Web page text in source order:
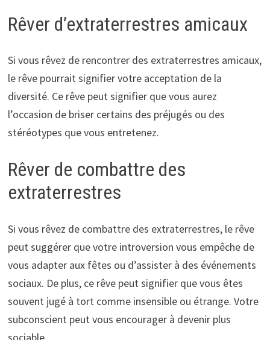
Rêver d’extraterrestres amicaux
Si vous rêvez de rencontrer des extraterrestres amicaux,
le rêve pourrait signifier votre acceptation de la
diversité. Ce rêve peut signifier que vous aurez
l’occasion de briser certains des préjugés ou des
stéréotypes que vous entretenez.
Rêver de combattre des
extraterrestres
Si vous rêvez de combattre des extraterrestres, le rêve
peut suggérer que votre introversion vous empêche de
vous adapter aux fêtes ou d’assister à des événements
sociaux. De plus, ce rêve peut signifier que vous êtes
souvent jugé à tort comme insensible ou étrange. Votre
subconscient peut vous encourager à devenir plus